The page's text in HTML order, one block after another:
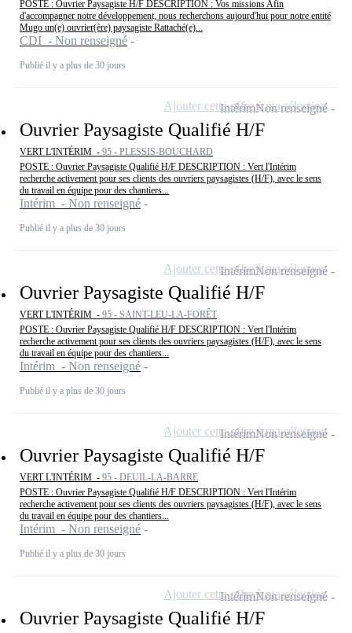
POSTE : Ouvrier Paysagiste H/F DESCRIPTION : Vos missions Afin
d'accompagner notre développement, nous recherchons aujourd'hui pour notre entité
Mugo un(e) ouvrier(ère) paysagiste Rattaché(e)...
CDI - Non renseigné
Publié il y a plus de 30 jours
Ouvrier Paysagiste Qualifié H/F
VERT L'INTÉRIM - 95 - PLESSIS-BOUCHARD
POSTE : Ouvrier Paysagiste Qualifié H/F DESCRIPTION : Vert l'Intérim
recherche activement pour ses clients des ouvriers paysagistes (H/F), avec le sens
du travail en équipe pour des chantiers...
Intérim - Non renseigné
Publié il y a plus de 30 jours
IntérimNon renseigné
Ajouter cette offre à ma sélection
Ouvrier Paysagiste Qualifié H/F
VERT L'INTÉRIM - 95 - SAINT-LEU-LA-FORÊT
POSTE : Ouvrier Paysagiste Qualifié H/F DESCRIPTION : Vert l'Intérim
recherche activement pour ses clients des ouvriers paysagistes (H/F), avec le sens
du travail en équipe pour des chantiers...
Intérim - Non renseigné
Publié il y a plus de 30 jours
IntérimNon renseigné
Ajouter cette offre à ma sélection
Ouvrier Paysagiste Qualifié H/F
VERT L'INTÉRIM - 95 - DEUIL-LA-BARRE
POSTE : Ouvrier Paysagiste Qualifié H/F DESCRIPTION : Vert l'Intérim
recherche activement pour ses clients des ouvriers paysagistes (H/F), avec le sens
du travail en équipe pour des chantiers...
Intérim - Non renseigné
Publié il y a plus de 30 jours
IntérimNon renseigné
Ajouter cette offre à ma sélection
Ouvrier Paysagiste Qualifié H/F
IntérimNon renseigné
Ajouter cette offre à ma sélection